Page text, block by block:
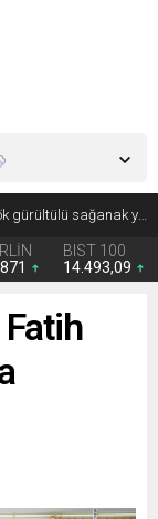
Meteoroloji’den 12 il için sarı alarm Gök gürültülü sağanak yağış geliyor
BIST 100
14.493,09